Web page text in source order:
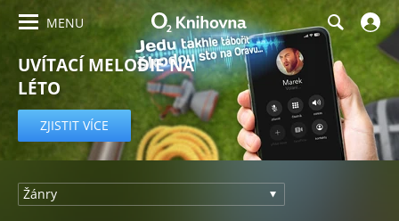
MENU
UVÍTACÍ MELODIE NA
LÉTO
PRVNÍ MĚSÍC ZDARMA
ZJISTIT VÍCE